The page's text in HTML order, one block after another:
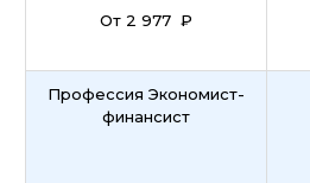
От 2 977 ₽
Профессия Экономист-
финансист